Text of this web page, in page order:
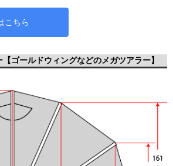
こちら
ゴールドウィングなどのメガツアラー】